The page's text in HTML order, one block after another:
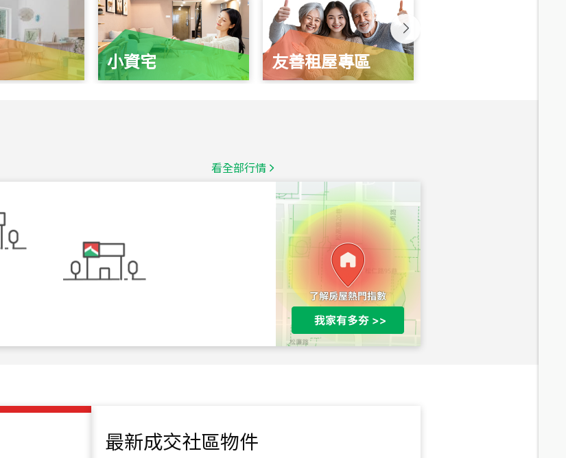
小資宅 友善租屋專區
看全部行情
最新成交社區物件
台北市中山區長春路
1,020萬
總價
490萬
新竹市新竹市慈祥路
總價
1,808萬
115年07月 成交